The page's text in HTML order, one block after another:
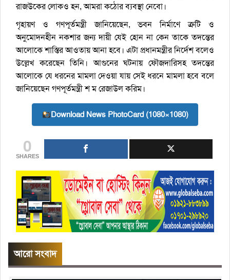
রাজউকের লোকও হন, আমরা কঠোর ব্যবস্থা নেবো।
গৃহায়ণ ও গণপূর্তমন্ত্রী জানিয়েছেন, ভবন নির্মাণে ত্রু‌টি ও
অনুমোদনহীন নকশার জন্য দা‌য়ী যেই হোন না কেন তাকে তদন্তের
আলোকে শা‌স্তির আওতায় আনা হবে। এটা প্রধানমন্ত্রীর নির্দেশ বলেও
উল্লেখ করেছেন তিনি। আগুনের ঘটনায় ফৌজদা‌রিসহ তদন্তের
আলোকে যে ধরনের মামল‌া দেওয়া যায় সেই ধরনে মামলা হবে ব‌লে‌
জানিয়েছেন গণপূর্তমন্ত্রী শ ম রেজাউল করিম।
Download News PhotoCard (1080×1080)
0
SHARES
আরো সংবাদ